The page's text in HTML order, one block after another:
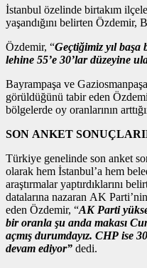
İstanbul özelinde birtakım
yaşandığını belirten
Özdemir, “Geçtiğimiz yıl
lehine 55’e 30’lar düzeyine
Bayrampaşa ve
görüldüğünü tabir eden
bölgelerde oy oranlarının
SON ANKET
Türkiye genelinde son anket
olarak hem İstanbul’a hem
araştırmalar yaptırdıklarını
datalarına nazaran AK
eden Özdemir, “AK Parti
bir oranla şu anda makası
açmış durumdayız. CHP ise
devam ediyor” dedi.